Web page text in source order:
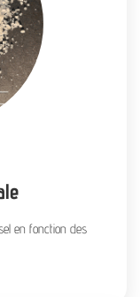
en fonction des